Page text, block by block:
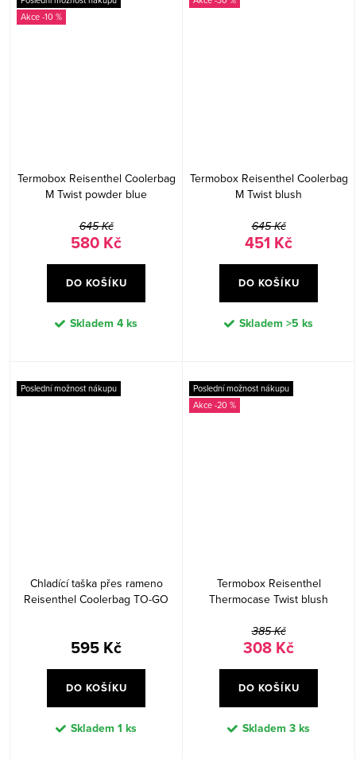
-10 %
Termobox Reisenthel Coolerbag
M Twist powder blue
645 Kč
580 Kč
DO KOŠÍKU
Skladem 4 ks
Termobox Reisenthel Coolerbag
M Twist blush
645 Kč
451 Kč
DO KOŠÍKU
Skladem >5 ks
Poslední možnost nákupu
Chladící taška přes rameno
Reisenthel Coolerbag TO-GO
595 Kč
DO KOŠÍKU
Skladem 1 ks
Poslední možnost nákupu
-20 %
Termobox Reisenthel
Thermocase Twist blush
385 Kč
308 Kč
DO KOŠÍKU
Skladem 3 ks